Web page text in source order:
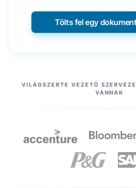
Tölts fel egy
PARTNEREINK
VILÁGSZERTE VEZETŐ
VANNAK